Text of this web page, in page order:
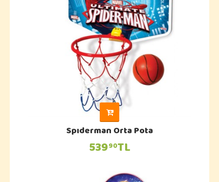
Spıderman Orta Pota
53990TL